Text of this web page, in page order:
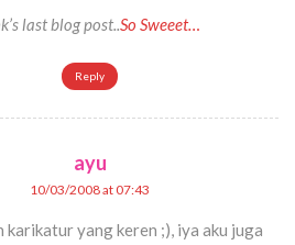
last blog post..So Sweeet…
Reply
ayu
10/03/2008 at 07:43
yang keren ;), iya aku juga